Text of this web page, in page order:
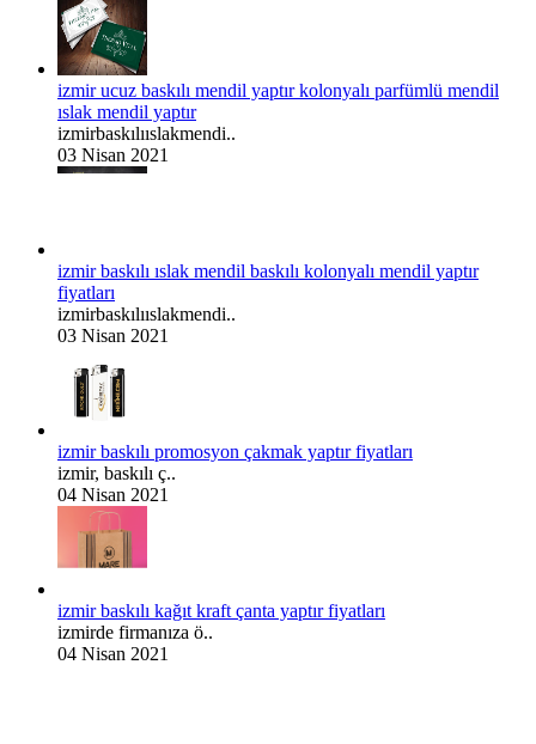
izmir ucuz baskılı mendil yaptır kolonyalı parfümlü mendil
ıslak mendil yaptır
izmirbaskılııslakmendi..
03 Nisan 2021
izmir baskılı ıslak mendil baskılı kolonyalı mendil yaptır
fiyatları
izmirbaskılııslakmendi..
03 Nisan 2021
izmir baskılı promosyon çakmak yaptır fiyatları
izmir, baskılı ç..
04 Nisan 2021
izmir baskılı kağıt kraft çanta yaptır fiyatları
izmirde firmanıza ö..
04 Nisan 2021